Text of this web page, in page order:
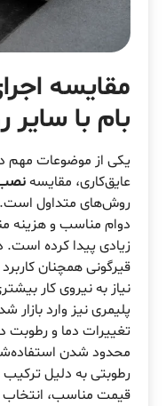
مقایسه
بام با
یکی از موضوعات مهم
عایق‌کاری، مقایسه
روش‌های متداول است.
دوام مناسب و هزینه
زیادی پیدا کرده
قیرگونی همچنان کاربرد
نیاز به نیروی کار
پلیمری نیز وارد بازار
تغییرات دما و رطوبت
محدود شدن
رطوبتی به دلیل
قیمت مناسب، انتخاب